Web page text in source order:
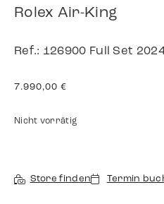
Rolex Air-King
Ref.: 126900 Full Set
7.990,00 €
Nicht vorrätig
Store finden Termin